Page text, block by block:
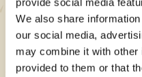
We also share
our social media,
may combine it with other
provided to them or that
します。
応募される場合は
ル アイルーアイラ
(@MHPuzzles )を